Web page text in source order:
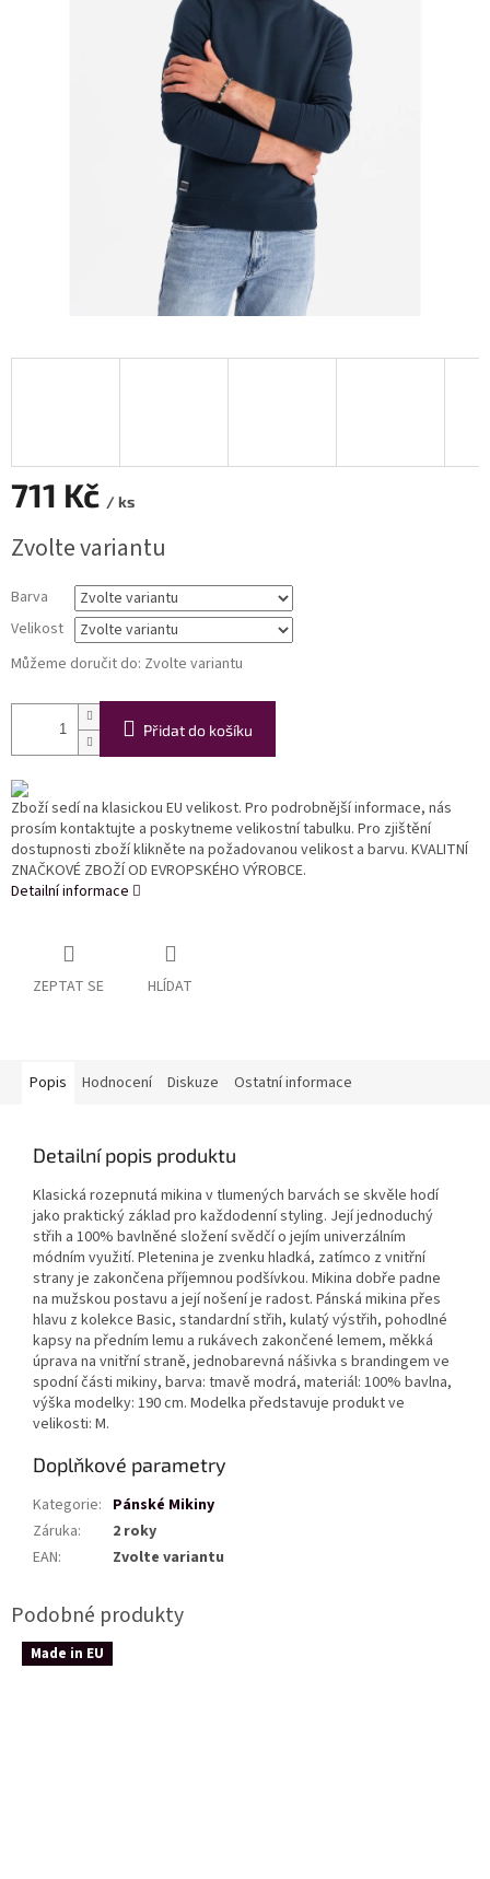
711 Kč / ks
cena:
Zvolte variantu
Barva
Velikost
Můžeme doručit do: Zvolte variantu
Přidat do košíku
Zboží sedí na klasickou EU velikost. Pro podrobnější informace, nás
prosím kontaktujte a poskytneme velikostní tabulku. Pro zjištění
dostupnosti zboží klikněte na požadovanou velikost a barvu. KVALITNÍ
ZNAČKOVÉ ZBOŽÍ OD EVROPSKÉHO VÝROBCE.
Detailní informace
ZEPTAT SE HLÍDAT
Popis Hodnocení Diskuze Ostatní informace
Detailní popis produktu
Klasická rozepnutá mikina v tlumených barvách se skvěle hodí
jako praktický základ pro každodenní styling. Její jednoduchý
střih a 100% bavlněné složení svědčí o jejím univerzálním
módním využití. Pletenina je zvenku hladká, zatímco z vnitřní
strany je zakončena příjemnou podšívkou. Mikina dobře padne
na mužskou postavu a její nošení je radost. Pánská mikina přes
hlavu z kolekce Basic, standardní střih, kulatý výstřih, pohodlné
kapsy na předním lemu a rukávech zakončené lemem, měkká
úprava na vnitřní straně, jednobarevná nášivka s brandingem ve
spodní části mikiny, barva: tmavě modrá, materiál: 100% bavlna,
výška modelky: 190 cm. Modelka představuje produkt ve
velikosti: M.
Doplňkové parametry
Kategorie: Pánské Mikiny
Záruka:
2 roky
EAN: Zvolte variantu
Made in EU